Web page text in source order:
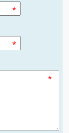
*
*
*